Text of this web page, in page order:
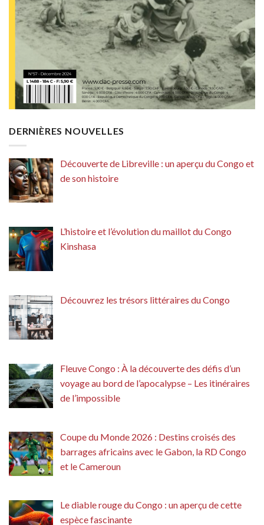
DERNIÈRES NOUVELLES
Découverte de Libreville : un aperçu du Congo et
de son histoire
L’histoire et l’évolution du maillot du Congo
Kinshasa
Découvrez les trésors littéraires du Congo
Fleuve Congo : À la découverte des défis d’un
voyage au bord de l’apocalypse – Les itinéraires
de l’impossible
Coupe du Monde 2026 : Destins croisés des
barrages africains avec le Gabon, la RD Congo
et le Cameroun
Le diable rouge du Congo : un aperçu de cette
espèce fascinante